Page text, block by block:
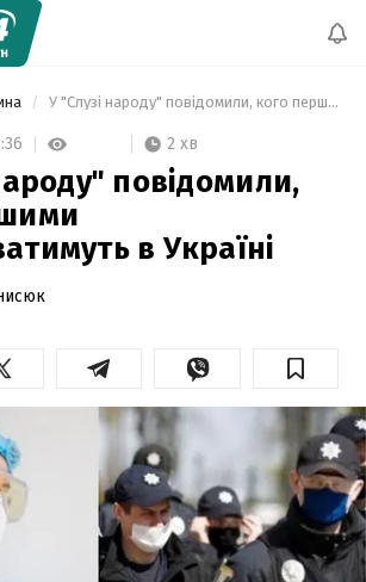
У "Слузі народу" повідомили, кого першими вакцинуватимуть в Україні
2 хв
повідомили,
в Україні